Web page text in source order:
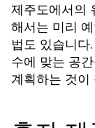
제주도에서의
해서는 미리
법도 있습니다
수에 맞는 공
계획하는 것이